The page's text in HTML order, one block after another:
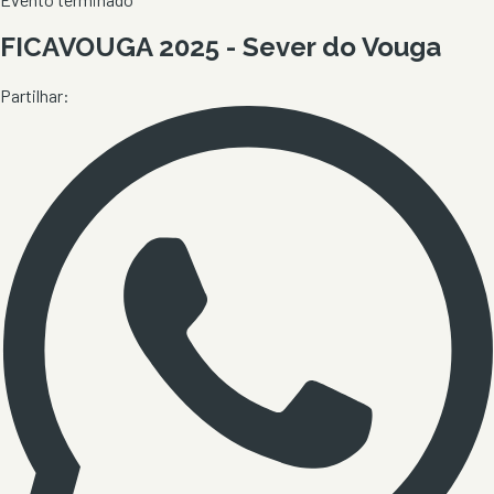
FICAVOUGA 2025 - Sever do Vouga
Partilhar: